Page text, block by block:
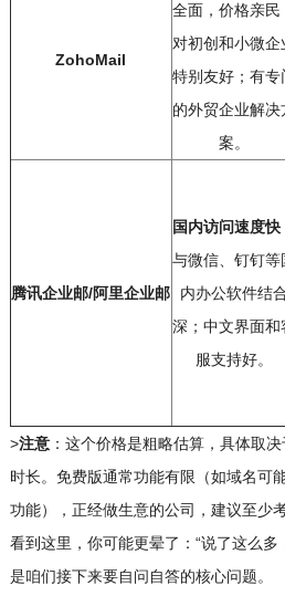
ZohoMail
全面，价格亲民
对初创和小微企
特别友好；有专
的外贸企业解决
案。
腾讯企业邮/阿里企业邮
国内访问速度快
与微信、钉钉等
内办公软件结
深；中文界面和
服支持好。
>注意：这个价格是粗略估算，具体取
时长。免费版通常功能有限（如域名可
功能），正经做生意的公司，建议至少
看到这里，你可能更晕了：“说了这么多
是咱们接下来要自问自答的核心问题。